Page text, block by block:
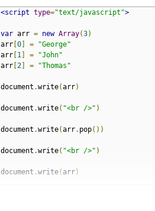
<script type="text/javascript">
var arr = new Array(3)
arr 0 =
"George"
arr 1 =
"John"
arr 2 = "Thomas"
document .write(arr)
document .write( "<br />" )
document .write(arr. pop())
document .write( "<br />" )
document .write( arr)